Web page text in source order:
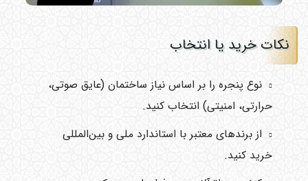
نکات خرید یا انتخاب
نوع پنجره را بر اساس نیاز ساختمان (عایق صوتی،
حرارتی، امنیتی) انتخاب کنید.
از برندهای معتبر با استاندارد ملی و بین‌المللی
خرید کنید.